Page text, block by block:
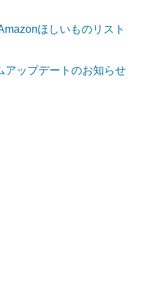
ほしいものリスト
アップデートのお知らせ